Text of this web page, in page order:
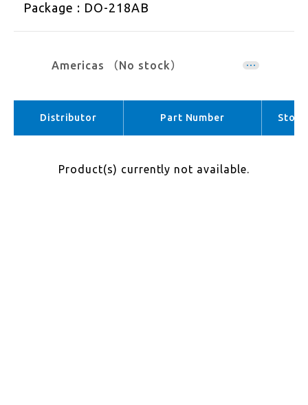
Package : DO-218AB
Americas （No stock）
APAC （No stock）
Distributor Part Number Stock
Product(s) currently not available.